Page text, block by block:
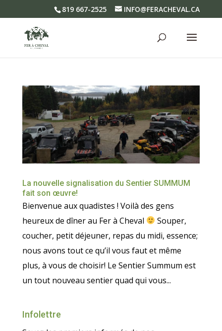
819 667-2525 INFO@FERACHEVAL.CA
La nouvelle signalisation du Sentier SUMMUM
fait son œuvre!
Bienvenue aux quadistes ! Voilà des gens
heureux de dîner au Fer à Cheval
Souper,
coucher, petit déjeuner, repas du midi, essence;
nous avons tout ce qu’il vous faut et même
plus, à vous de choisir! Le Sentier Summum est
un tout nouveau sentier quad qui vous...
Infolettre